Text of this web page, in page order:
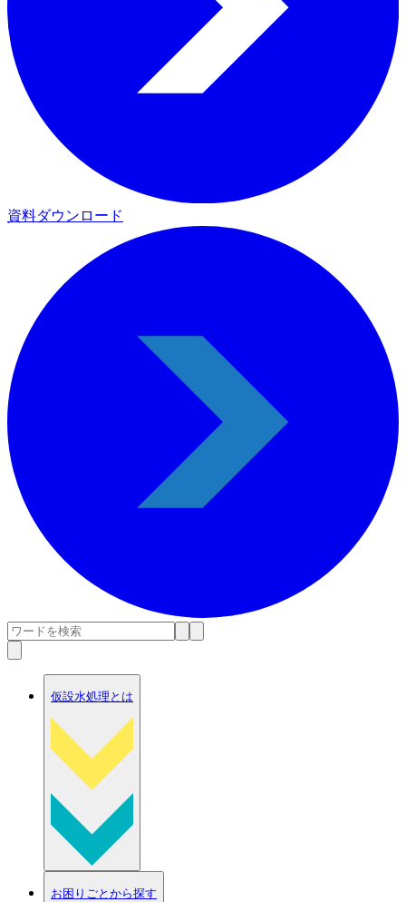
資料ダウンロード
仮設水処理とは
お困りごとから探す